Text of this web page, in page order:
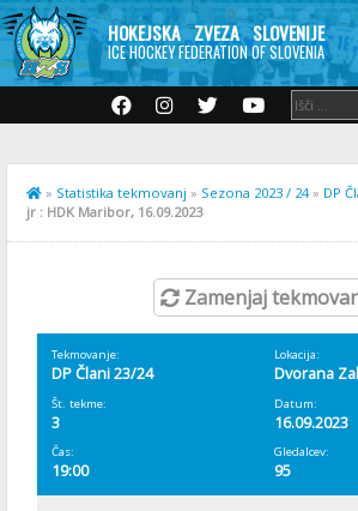
HOKEJSKA ZVEZA SLOVENIJE
ICE HOCKEY FEDERATION OF SLOVENIA
» Statistika tekmovanj » Sezona 2023 / 24» DP
jr : HDK Maribor, 16.09.2023
Zamenjaj
Tekmovanje:
DP Člani 23/24
Lokacija:
Dvorana
Št. tekme:
3
Datum:
16.09.2023
Čas:
19:00
Gledalcev:
95